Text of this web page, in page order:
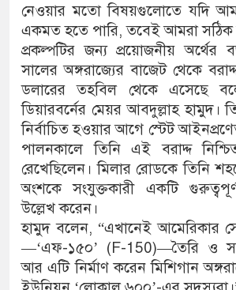
নেওয়ার মতো বিষয়গুলোতে যদি
একমত হতে পারি, তবেই আমরা সঠিক
প্রকল্পটির জন্য প্রয়োজনীয়
সালের অঙ্গরাজ্যের বাজেট থেকে
ডলারের তহবিল থেকে এসেছে
ডিয়ারবর্নের মেয়র আবদুল্লাহ হামুদ।
নির্বাচিত হওয়ার আগে স্টেট
পালনকালে তিনি এই বরাদ্দ
রেখেছিলেন। মিলার রোডকে তিনি
অংশকে সংযুক্তকারী একটি
উল্লেখ করেন।
হামুদ বলেন, “এখানেই আমেরিকার
—‘এফ-১৫০’ (F-150)—তৈরি ও
আর এটি নির্মাণ করেন মিশিগান